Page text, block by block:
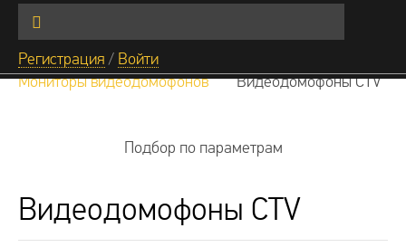
Найт
и
Регистрация / Войти
Главная Каталог
Мониторы видеодомофонов
Видеодомофоны CTV
Подбор по параметрам
Видеодомофоны CTV